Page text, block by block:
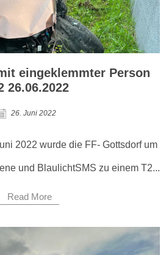
eingeklemmter Person
26.06.2022
26. Juni 2022
2022 wurde die FF- Gottsdorf um
und BlaulichtSMS zu einem T2...
Read More